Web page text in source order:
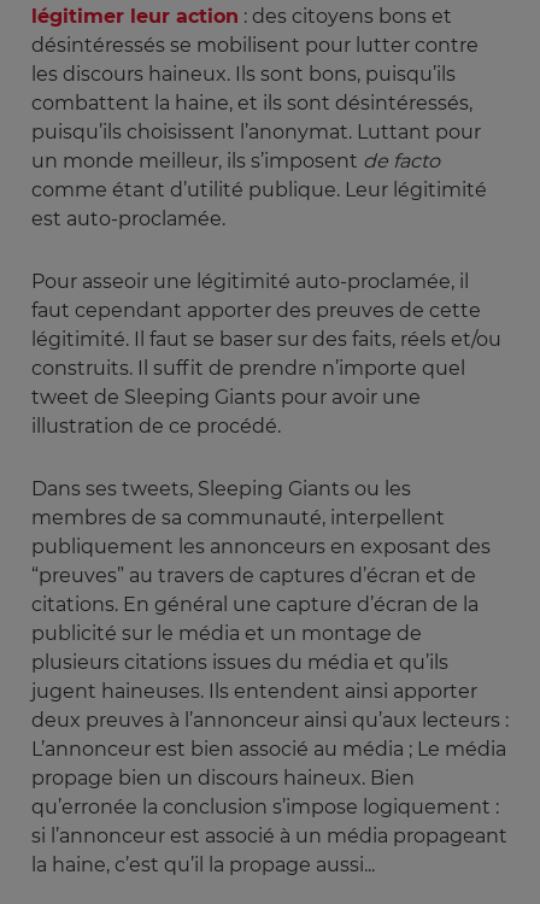
légitimer leur action : des citoyens bons et
désintéressés se mobilisent pour lutter contre
les discours haineux. Ils sont bons, puisqu’ils
combattent la haine, et ils sont désintéressés,
puisqu’ils choisissent l’anonymat. Luttant pour
un monde meilleur, ils s’imposent de facto
comme étant d’utilité publique. Leur légitimité
est auto-proclamée.
Pour asseoir une légitimité auto-proclamée, il
faut cependant apporter des preuves de cette
légitimité. Il faut se baser sur des faits, réels et/ou
construits. Il suffit de prendre n’importe quel
tweet de Sleeping Giants pour avoir une
illustration de ce procédé.
Dans ses tweets, Sleeping Giants ou les
membres de sa communauté, interpellent
publiquement les annonceurs en exposant des
“preuves” au travers de captures d’écran et de
citations. En général une capture d’écran de la
publicité sur le média et un montage de
plusieurs citations issues du média et qu’ils
jugent haineuses. Ils entendent ainsi apporter
deux preuves à l’annonceur ainsi qu’aux lecteurs :
L’annonceur est bien associé au média ; Le média
propage bien un discours haineux. Bien
qu’erronée la conclusion s’impose logiquement :
si l’annonceur est associé à un média propageant
la haine, c’est qu’il la propage aussi...